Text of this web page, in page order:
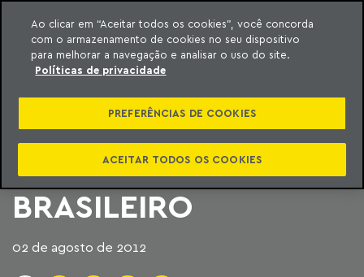
o conteúdo
Machado Meyer
GOVERNO PREPARA
REFORMA GERAL DO
SETOR PORTUÁRIO
BRASILEIRO
02 de agosto de 2012
Ao clicar em “Aceitar todos os cookies”, você concorda
com o armazenamento de cookies no seu dispositivo
para melhorar a navegação e analisar o uso do site.
Políticas de privacidade
PREFERÊNCIAS DE COOKIES
ACEITAR TODOS OS COOKIES